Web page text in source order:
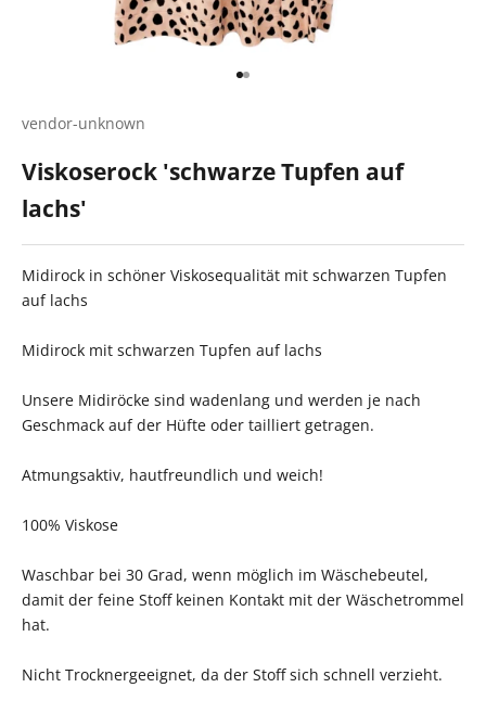
Gehe zu Element 1
Gehe zu Element 2
vendor-unknown
Viskoserock 'schwarze Tupfen auf
lachs'
Midirock in schöner Viskosequalität mit schwarzen Tupfen
auf lachs
Midirock mit schwarzen Tupfen auf lachs
Unsere Midiröcke sind wadenlang und werden je nach
Geschmack auf der Hüfte oder tailliert getragen.
Atmungsaktiv, hautfreundlich und weich!
100% Viskose
Waschbar bei 30 Grad, wenn möglich im Wäschebeutel,
damit der feine Stoff keinen Kontakt mit der Wäschetrommel
hat.
Nicht Trocknergeeignet, da der Stoff sich schnell verzieht.